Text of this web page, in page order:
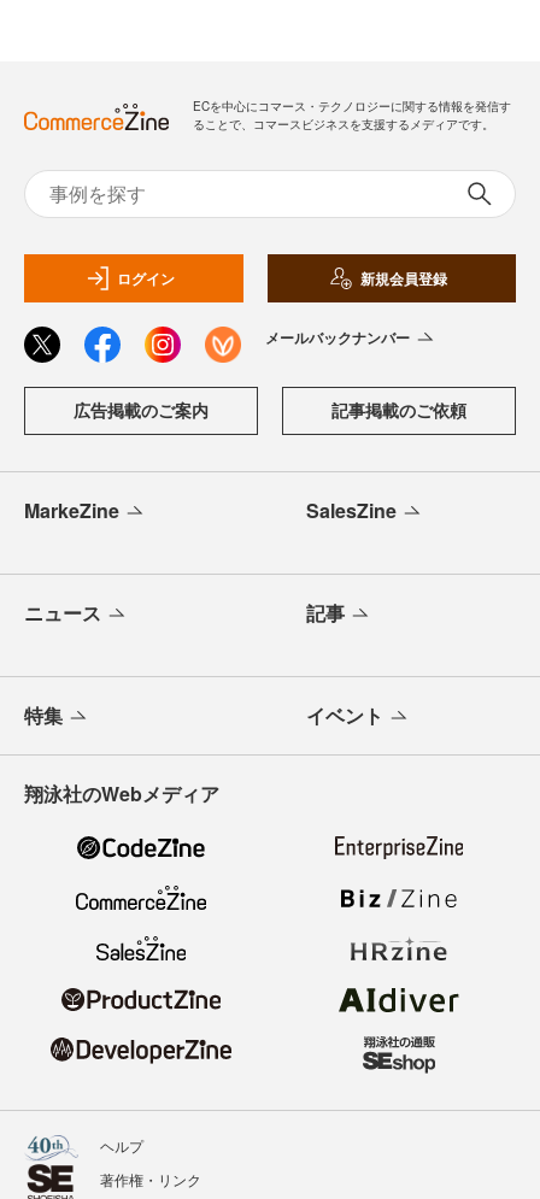
ECを中心にコマース・テクノロジーに関する情報を発信す
ることで、コマースビジネスを支援するメディアです。
ログイン 新規会員登録
メールバックナンバー
広告掲載のご案内 記事掲載のご依頼
MarkeZine SalesZine
ニュース 記事
特集 イベント
翔泳社のWebメディア
ヘルプ
著作権・リンク